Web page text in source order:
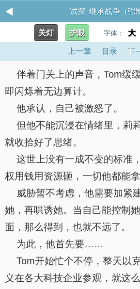
试探 继承战争（强
关灯 护眼 字体： 大
上一章 目录 下
伴着门关上的声音，Tom缓
即闪烁着无边算计。
他承认，自己被激怒了。
但他不能沉浸在情绪里，莉
就收拾好了思绪。
这世上没有一成不变的标准
权用钱用资源砸，一切他都能拿
威胁暂不考虑，他需要加紧
她，再哄诱她。当自己能控制
面，那么得到，也就不远了。
为此，他首先要……
Tom开始忙个不停，整天以
义在各大科技企业参观，就这